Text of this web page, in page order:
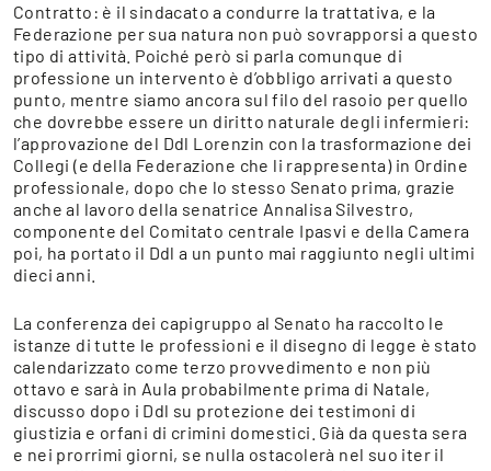
Contratto: è il sindacato a condurre la trattativa, e la
Federazione per sua natura non può sovrapporsi a questo
tipo di attività. Poiché però si parla comunque di
professione un intervento è d’obbligo arrivati a questo
punto, mentre siamo ancora sul filo del rasoio per quello
che dovrebbe essere un diritto naturale degli infermieri:
l’approvazione del Ddl Lorenzin con la trasformazione dei
Collegi (e della Federazione che li rappresenta) in Ordine
professionale, dopo che lo stesso Senato prima, grazie
anche al lavoro della senatrice Annalisa Silvestro,
componente del Comitato centrale Ipasvi e della Camera
poi, ha portato il Ddl a un punto mai raggiunto negli ultimi
dieci anni.
La conferenza dei capigruppo al Senato ha raccolto le
istanze di tutte le professioni e il disegno di legge è stato
calendarizzato come terzo provvedimento e non più
ottavo e sarà in Aula probabilmente prima di Natale,
discusso dopo i Ddl su protezione dei testimoni di
giustizia e orfani di crimini domestici. Già da questa sera
e nei prorrimi giorni, se nulla ostacolerà nel suo iter il